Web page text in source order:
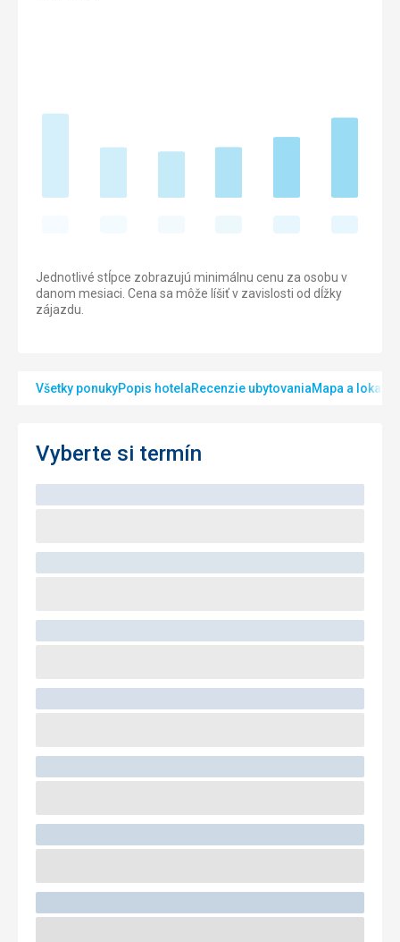
Jednotlivé stĺpce zobrazujú minimálnu cenu za osobu v
danom mesiaci. Cena sa môže líšiť v zavislosti od dĺžky
zájazdu.
Všetky ponukyPopis hotelaRecenzie ubytovaniaMapa a lokalita
Vyberte si termín